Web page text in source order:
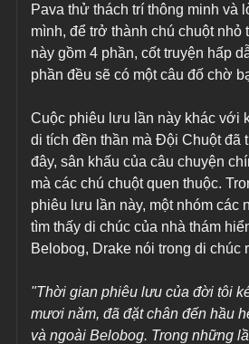
Pava thử thách trí thông minh và
mình, để trở thành chú chuột nhỏ
này gồm 4 phần, cốt truyện hấp
phần đều sẽ có một câu đố chờ
Cuộc phiêu lưu lần này khác với
di tích đền thần mà Đội Chuột đã
đây, sân khấu của câu chuyện
mà các chú chuột quen thuộc.
phiêu lưu lần này, một nhóm các
tìm thấy di chúc của nhà thám
Belobog, Drake nói trong di chúc
"Thời gian phiêu lưu của đời tôi
mươi năm, đã đặt chân đến hầu
và ngoài Belobog. Trong những